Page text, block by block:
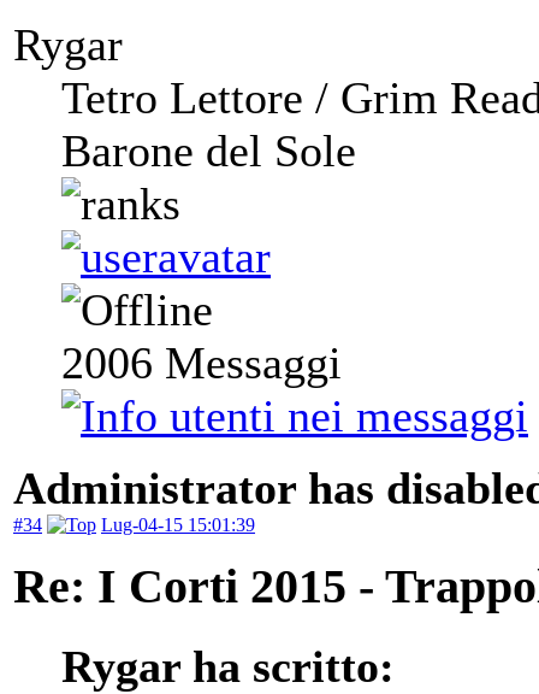
Rygar
Tetro Lettore / Grim
Barone del Sole
2006 Messaggi
Administrator has
#34 Lug-04-15 15:01:39
Re: I Corti 2015 -
Rygar ha scritto: